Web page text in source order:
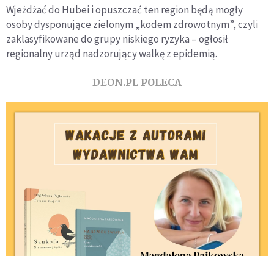
Wjeżdżać do Hubei i opuszczać ten region będą mogły
osoby dysponujące zielonym „kodem zdrowotnym”, czyli
zaklasyfikowane do grupy niskiego ryzyka – ogłosił
regionalny urząd nadzorujący walkę z epidemią.
DEON.PL POLECA